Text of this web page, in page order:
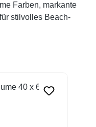
Farben, markante
stilvolles Beach-